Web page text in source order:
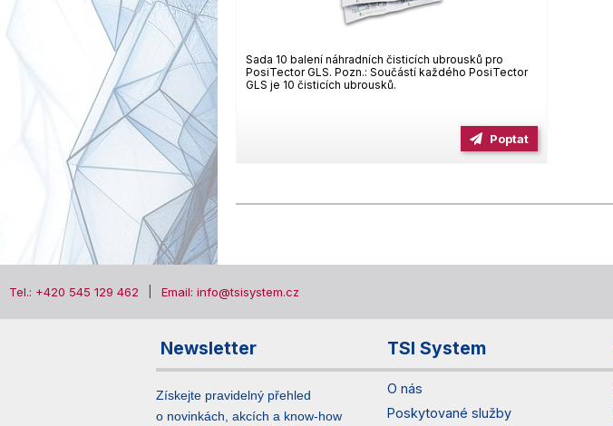
Sada 10 balení náhradních čisticích ubrousků pro
PosiTector GLS. Pozn.: Součástí každého PosiTector
GLS je 10 čisticích ubrousků.
Poptat
Tel.: +420 545 129 462 Email: info@tsisystem.cz
Newsletter
Získejte pravidelný přehled
o novinkách, akcích a know-how
TSI System
O nás
Poskytované služby